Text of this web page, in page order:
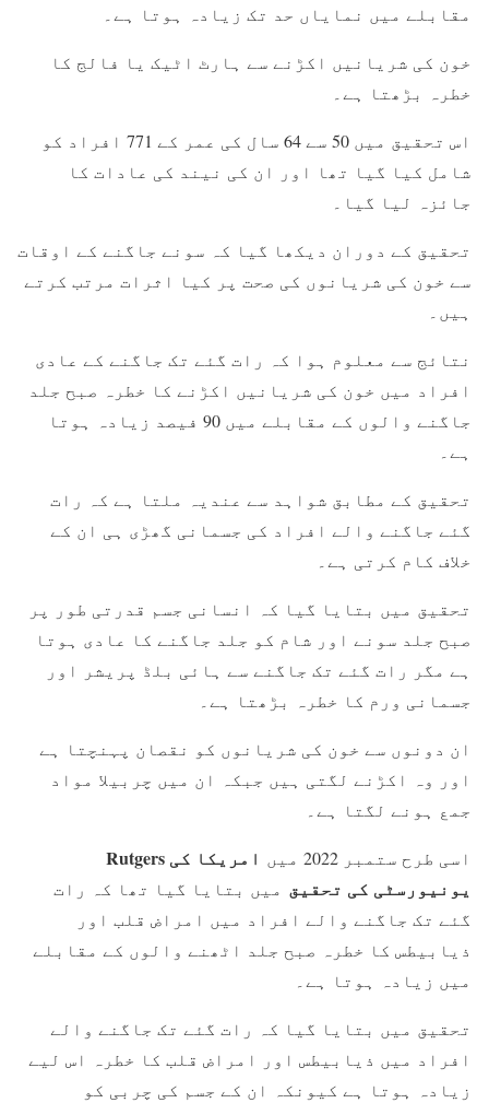
مقابلے میں نمایاں حد تک زیادہ ہوتا ہے۔
خون کی شریانیں اکڑنے سے ہارٹ اٹیک یا فالج کا
خطرہ بڑھتا ہے۔
اس تحقیق میں 50 سے 64 سال کی عمر کے 771 افراد کو
شامل کیا گیا تھا اور ان کی نیند کی عادات کا
جائزہ لیا گیا۔
تحقیق کے دوران دیکھا گیا کہ سونے جاگنے کے اوقات
سے خون کی شریانوں کی صحت پر کیا اثرات مرتب کرتے
ہیں۔
نتائج سے معلوم ہوا کہ رات گئے تک جاگنے کے عادی
افراد میں خون کی شریانیں اکڑنے کا خطرہ صبح جلد
جاگنے والوں کے مقابلے میں 90 فیصد زیادہ ہوتا
ہے۔
تحقیق کے مطابق شواہد سے عندیہ ملتا ہے کہ رات
گئے جاگنے والے افراد کی جسمانی گھڑی ہی ان کے
خلاف کام کرتی ہے۔
تحقیق میں بتایا گیا کہ انسانی جسم قدرتی طور پر
صبح جلد سونے اور شام کو جلد جاگنے کا عادی ہوتا
ہے مگر رات گئے تک جاگنے سے ہائی بلڈ پریشر اور
جسمانی ورم کا خطرہ بڑھتا ہے۔
ان دونوں سے خون کی شریانوں کو نقصان پہنچتا ہے
اور وہ اکڑنے لگتی ہیں جبکہ ان میں چربیلا مواد
جمع ہونے لگتا ہے۔
اسی طرح ستمبر 2022 میں
امریکا کی Rutgers
یونیورسٹی کی تحقیق میں بتایا گیا تھا کہ رات
گئے تک جاگنے والے افراد میں امراض قلب اور
ذیابیطس کا خطرہ صبح جلد اٹھنے والوں کے مقابلے
میں زیادہ ہوتا ہے۔
تحقیق میں بتایا گیا کہ رات گئے تک جاگنے والے
افراد میں ذیابیطس اور امراض قلب کا خطرہ اس لیے
زیادہ ہوتا ہے کیونکہ ان کے جسم کی چربی کو